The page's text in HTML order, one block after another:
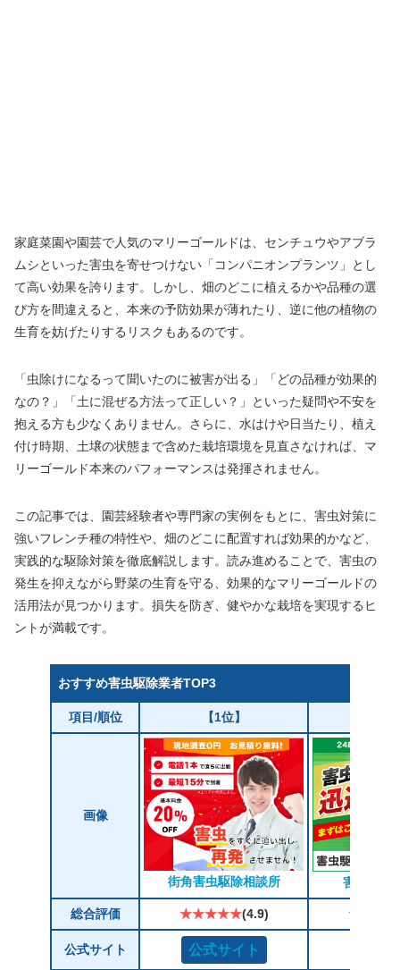
家庭菜園や園芸で人気のマリーゴールドは、センチュウやアブラ
ムシといった害虫を寄せつけない「コンパニオンプランツ」とし
て高い効果を誇ります。しかし、畑のどこに植えるかや品種の選
び方を間違えると、本来の予防効果が薄れたり、逆に他の植物の
生育を妨げたりするリスクもあるのです。
「虫除けになるって聞いたのに被害が出る」「どの品種が効果的
なの？」「土に混ぜる方法って正しい？」といった疑問や不安を
抱える方も少なくありません。さらに、水はけや日当たり、植え
付け時期、土壌の状態まで含めた栽培環境を見直さなければ、マ
リーゴールド本来のパフォーマンスは発揮されません。
この記事では、園芸経験者や専門家の実例をもとに、害虫対策に
強いフレンチ種の特性や、畑のどこに配置すれば効果的かなど、
実践的な駆除対策を徹底解説します。読み進めることで、害虫の
発生を抑えながら野菜の生育を守る、効果的なマリーゴールドの
活用法が見つかります。損失を防ぎ、健やかな栽培を実現するヒ
ントが満載です。
おすすめ害虫駆除業者TOP3
項目/順位 【1位】
画像
街角害虫駆除相談所 害虫駆除
総合評価 ★★★★★(4.9)
公式サイト 公式サイト